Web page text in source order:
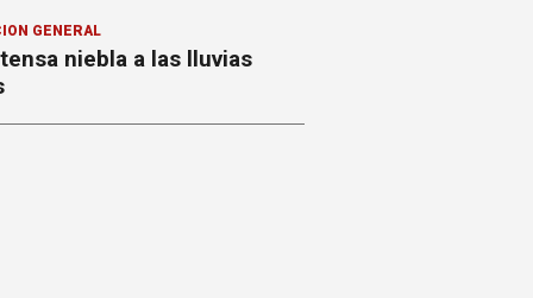
GENERAL
niebla a las lluvias